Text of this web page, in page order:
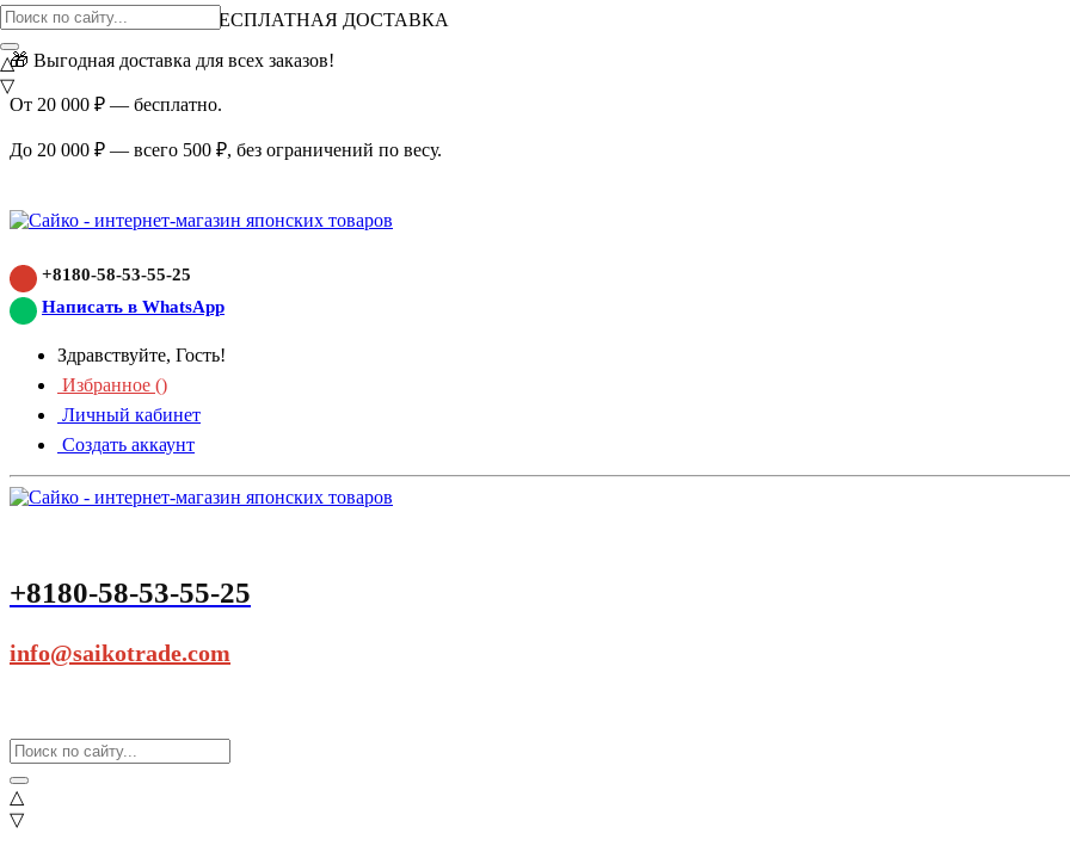
ВНИМАНИЕ АКЦИЯ!
БЕСПЛАТНАЯ ДОСТАВКА
🎁 Выгодная доставка для всех заказов!
От 20 000 ₽ — бесплатно.
До 20 000 ₽ — всего 500 ₽, без ограничений по весу.
+8180-58-53-55-25
Написать в WhatsApp
Здравствуйте, Гость!
Избранное ()
Личный кабинет
Создать аккаунт
+8180-58-53-55-25
info@saikotrade.com
△
▽
△
▽